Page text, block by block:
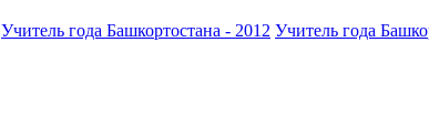
Учитель года Башкортостана - 2012 Учитель года